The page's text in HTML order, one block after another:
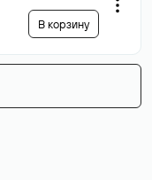
В корзину